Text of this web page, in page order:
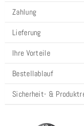
Zahlung
Lieferung
Ihre Vorteile
Bestellablauf
Sicherheit- &